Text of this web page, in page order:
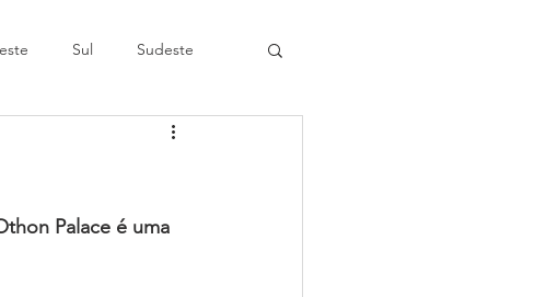
Sul Sudeste
ESPÍRITO SANTO-ES
(PE) Piauí (PI)
Palace é uma